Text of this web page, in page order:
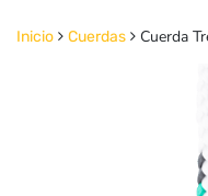
Inicio Cuerdas Cuerda